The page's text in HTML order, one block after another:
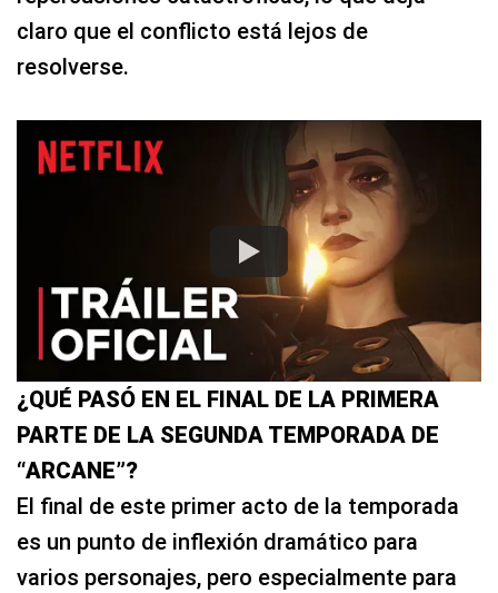
claro que el conflicto está lejos de
resolverse.
¿QUÉ PASÓ EN EL FINAL DE LA PRIMERA
PARTE DE LA SEGUNDA TEMPORADA DE
“ARCANE”?
El final de este primer acto de la temporada
es un punto de inflexión dramático para
varios personajes, pero especialmente para